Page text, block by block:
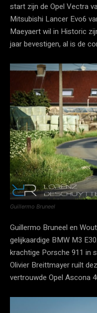
start zijn de Opel Vectra
Mitsubishi Lancer Evo6
Maeyaert wil in Historic
jaar bevestigen, al is de
Guillermo Bruneel
Guillermo Bruneel en
gelijkaardige BMW M3
krachtige Porsche 911 in
Olivier Breittmayer ruilt
vertrouwde Opel Ascona